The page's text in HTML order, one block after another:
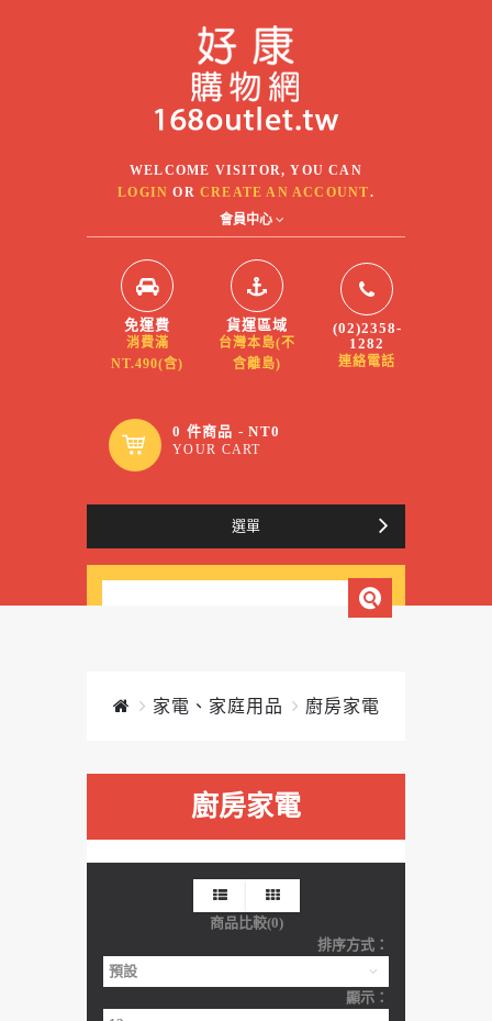
WELCOME VISITOR, YOU CAN
LOGIN ORCREATE AN ACCOUNT.
會員中心
免運費
消費滿
NT.490(含)
貨運區域
台灣本島(不
含離島)
(02)2358-
1282
連絡電話
0 件商品 - NT0
YOUR CART
選單
家電、家庭用品 廚房家電
廚房家電
商品比較(0)
排序方式：
顯示：